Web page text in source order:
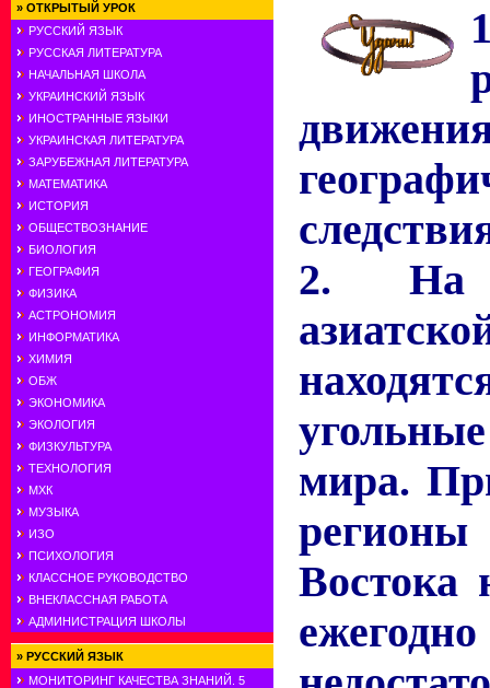
» ОТКРЫТЫЙ УРОК
РУССКИЙ ЯЗЫК
РУССКАЯ ЛИТЕРАТУРА
НАЧАЛЬНАЯ ШКОЛА
УКРАИНСКИЙ ЯЗЫК
ИНОСТРАННЫЕ ЯЗЫКИ
УКРАИНСКАЯ ЛИТЕРАТУРА
ЗАРУБЕЖНАЯ ЛИТЕРАТУРА
МАТЕМАТИКА
ИСТОРИЯ
ОБЩЕСТВОЗНАНИЕ
БИОЛОГИЯ
ГЕОГРАФИЯ
ФИЗИКА
АСТРОНОМИЯ
ИНФОРМАТИКА
ХИМИЯ
ОБЖ
ЭКОНОМИКА
ЭКОЛОГИЯ
ФИЗКУЛЬТУРА
ТЕХНОЛОГИЯ
МХК
МУЗЫКА
ИЗО
ПСИХОЛОГИЯ
КЛАССНОЕ РУКОВОДСТВО
ВНЕКЛАССНАЯ РАБОТА
АДМИНИСТРАЦИЯ ШКОЛЫ
» РУССКИЙ ЯЗЫК
МОНИТОРИНГ КАЧЕСТВА ЗНАНИЙ. 5
2. На
мира.
Востока